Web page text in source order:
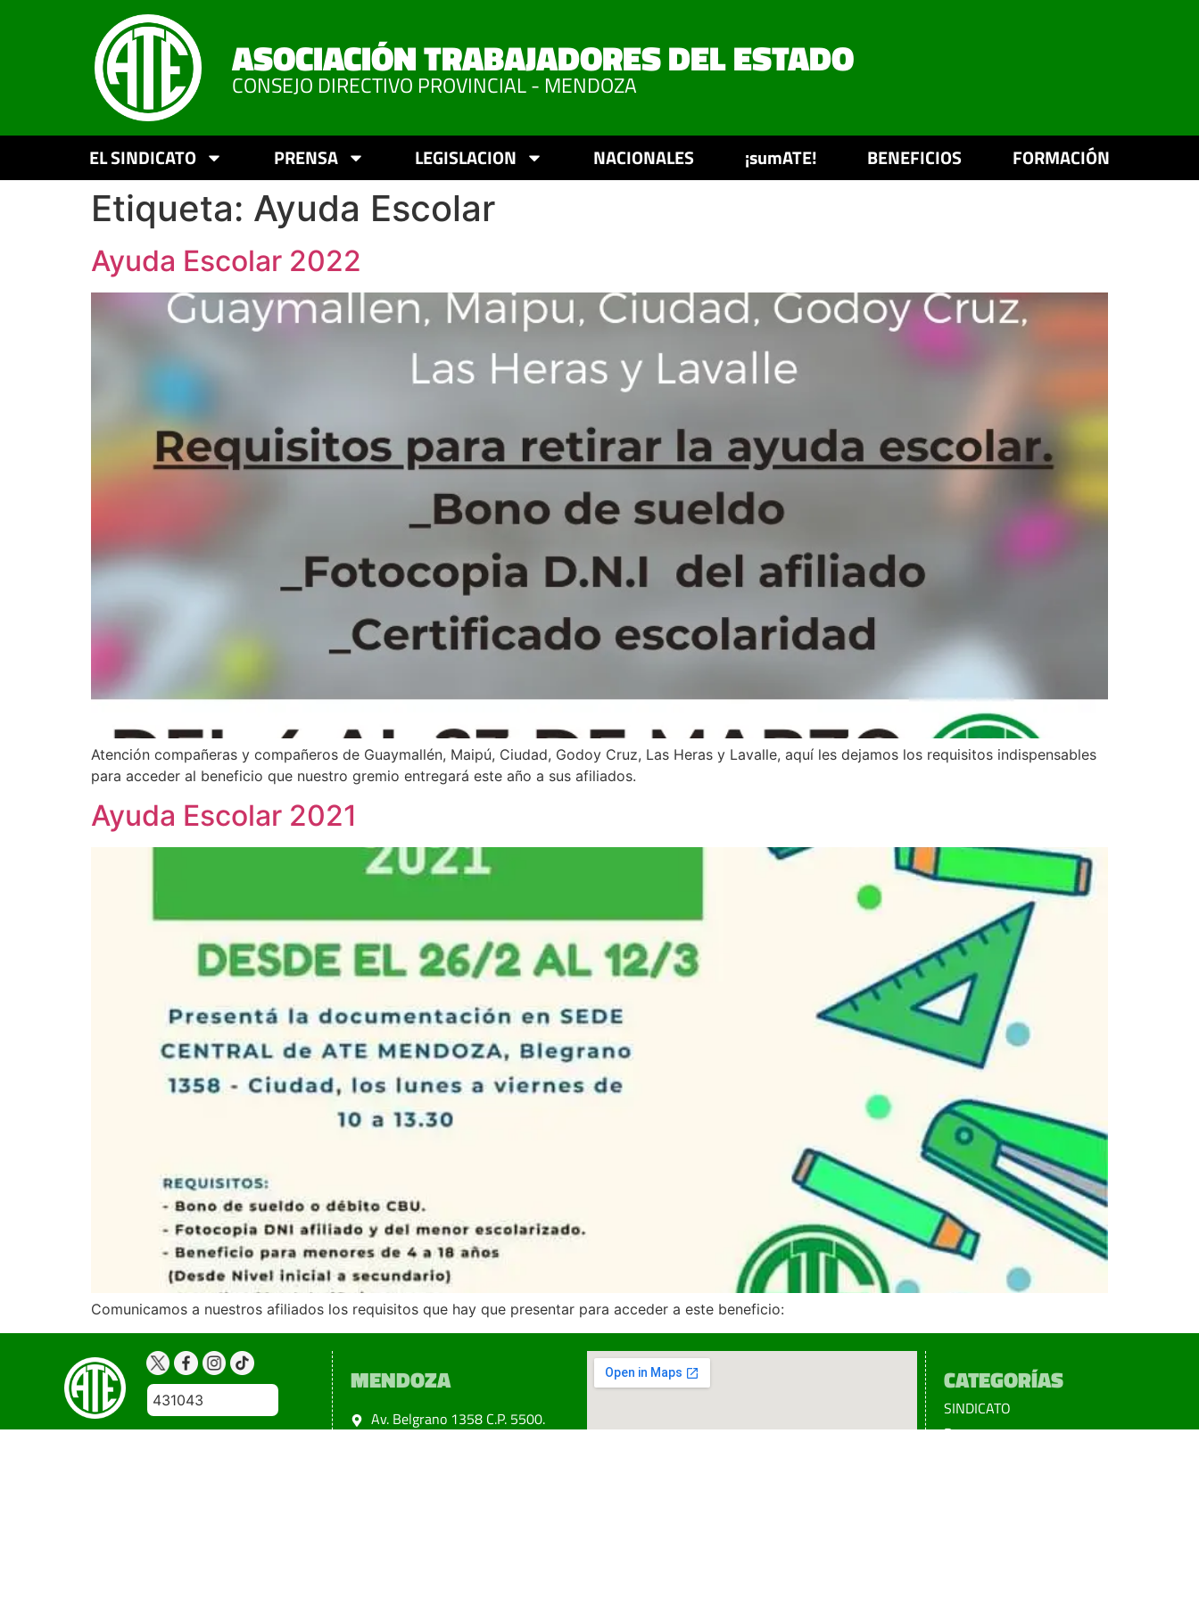
ASOCIACIÓN TRABAJADORES DEL ESTADO
CONSEJO DIRECTIVO PROVINCIAL - MENDOZA
EL SINDICATO PRENSA LEGISLACION NACIONALES ¡sumATE! BENEFICIOS FORMACIÓN
Etiqueta: Ayuda Escolar
Ayuda Escolar 2022
Atención compañeras y compañeros de Guaymallén, Maipú, Ciudad, Godoy Cruz, Las Heras y Lavalle, aquí les dejamos los requisitos indispensables
para acceder al beneficio que nuestro gremio entregará este año a sus afiliados.
Ayuda Escolar 2021
Comunicamos a nuestros afiliados los requisitos que hay que presentar para acceder a este beneficio:
431043
MENDOZA
Av. Belgrano 1358 C.P. 5500.
CATEGORÍAS
SINDICATO
Prensa